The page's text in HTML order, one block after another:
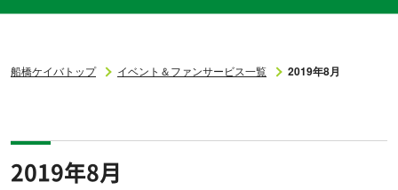
船橋ケイバトップ イベント＆ファンサービス一覧 2019年8月
2019年8月